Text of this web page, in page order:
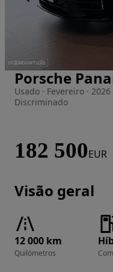
Imagem 1 de 23
Porsche
Usado · Fevereiro ·
Discriminado
182 500EUR
Visão geral
12 000 km
Quilómetros